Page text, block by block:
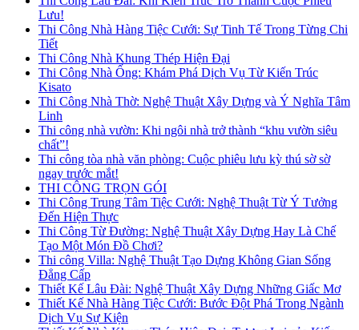
Lưu!
Thi Công Nhà Hàng Tiệc Cưới: Sự Tinh Tế Trong Từng Chi
Tiết
Thi Công Nhà Khung Thép Hiện Đại
Thi Công Nhà Ống: Khám Phá Dịch Vụ Từ Kiến Trúc
Kisato
Thi Công Nhà Thờ: Nghệ Thuật Xây Dựng và Ý Nghĩa Tâm
Linh
Thi công nhà vườn: Khi ngôi nhà trở thành “khu vườn siêu
chất”!
Thi công tòa nhà văn phòng: Cuộc phiêu lưu kỳ thú sờ sờ
ngay trước mắt!
THI CÔNG TRỌN GÓI
Thi Công Trung Tâm Tiệc Cưới: Nghệ Thuật Từ Ý Tưởng
Đến Hiện Thực
Thi Công Từ Đường: Nghệ Thuật Xây Dựng Hay Là Chế
Tạo Một Món Đồ Chơi?
Thi công Villa: Nghệ Thuật Tạo Dựng Không Gian Sống
Đẳng Cấp
Thiết Kế Lâu Đài: Nghệ Thuật Xây Dựng Những Giấc Mơ
Thiết Kế Nhà Hàng Tiệc Cưới: Bước Đột Phá Trong Ngành
Dịch Vụ Sự Kiện